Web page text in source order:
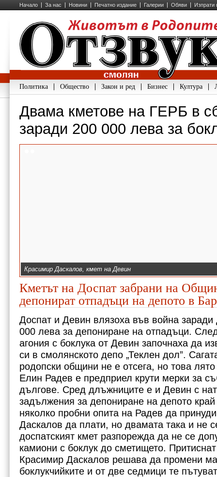
Начало За нас Новини Печатно издание Галерии Обяви Изпрати
Политика Общество Закон и ред Бизнес Култура
Двама кметове на ГЕРБ в
заради 200 000 лева за
Красимир Даскалов, кмет на Девин
Елин Радев, кмет на Доспат
Кметът на Доспат забрани на
депонират отпадъци на депото в
Доспат и Девин влязоха във война
000 лева за депониране на отпадъци.
агония с боклука от Девин започнаха да
си в смолянското депо „Теклен дол”.
родопски общини не е отсега, но това
Елин Радев е предприел крути мерки за
дългове. Сред длъжниците е и Девин с
задължения за депониране на депото
няколко пробни опита на Радев да
Даскалов да плати, но двамата така и не
доспатският кмет разпорежда да не се
камиони с боклук до сметището.
Красимир Даскалов решава да промени
боклукчийките и от две седмици те